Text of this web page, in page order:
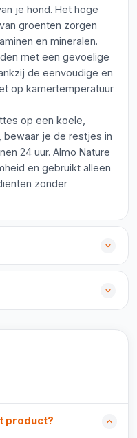
je hond. Het hoge
groenten zorgen
en mineralen.
met een gevoelige
de eenvoudige en
op kamertemperatuur
op een koele,
bewaar je de restjes in
24 uur. Almo Nature
en gebruikt alleen
zonder
product?